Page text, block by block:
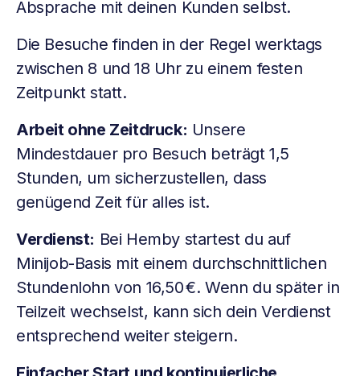
Absprache mit deinen Kunden selbst.
Die Besuche finden in der Regel werktags
zwischen 8 und 18 Uhr zu einem festen
Zeitpunkt statt.
Arbeit ohne Zeitdruck: Unsere
Mindestdauer pro Besuch beträgt 1,5
Stunden, um sicherzustellen, dass
genügend Zeit für alles ist.
Verdienst: Bei Hemby startest du auf
Minijob-Basis mit einem durchschnittlichen
Stundenlohn von 16,50 €. Wenn du später in
Teilzeit wechselst, kann sich dein Verdienst
entsprechend weiter steigern.